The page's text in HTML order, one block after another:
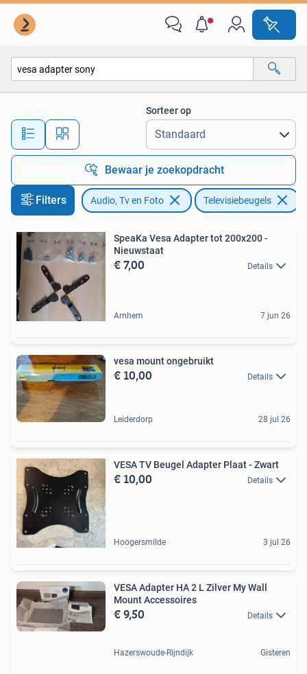
Alle afstanden…
Sorteer op
Bewaar je zoekopdracht
Filters Audio, Tv en Foto Televisiebeugels
SpeaKa Vesa Adapter tot 200x200 -
Nieuwstaat
€ 7,00 Details
Arnhem 7 jun 26
vesa mount ongebruikt
€ 10,00 Details
Leiderdorp 28 jul 26
VESA TV Beugel Adapter Plaat - Zwart
€ 10,00 Details
Hoogersmilde 3 jul 26
VESA Adapter HA 2 L Zilver My Wall
Mount Accessoires
€ 9,50 Details
Hazerswoude-Rijndijk Gisteren